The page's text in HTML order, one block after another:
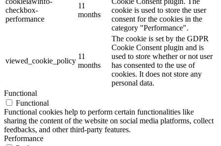
checkbox-
performance
11
months
cookie is used to store the user
consent for the cookies in the
category "Performance".
viewed_cookie_policy
11
months
The cookie is set by the GDPR
Cookie Consent plugin and is
used to store whether or not user
has consented to the use of
cookies. It does not store any
personal data.
Functional
Functional
Functional cookies help to perform certain functionalities like
sharing the content of the website on social media platforms, collect
feedbacks, and other third-party features.
Performance